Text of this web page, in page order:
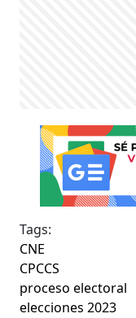
Tags:
CNE
CPCCS
proceso electoral
elecciones 2023